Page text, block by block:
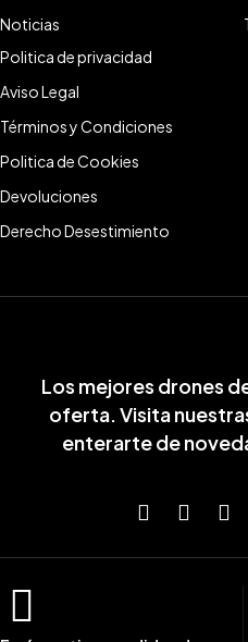
Los mejores drones
oferta. Visita
enterarte de
Noticias
Politica de privacidad
Aviso Legal
Términos y Condiciones
Politica de Cookies
Devoluciones
Derecho Desestimiento